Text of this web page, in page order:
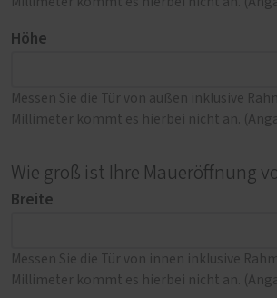
Höhe
Messen Sie die Tür von außen inklusive
Millimeter kommt es hierbei nicht an.
Wie groß ist Ihre Maueröffnung
Breite
Messen Sie die Tür von innen inklusive
Millimeter kommt es hierbei nicht an.